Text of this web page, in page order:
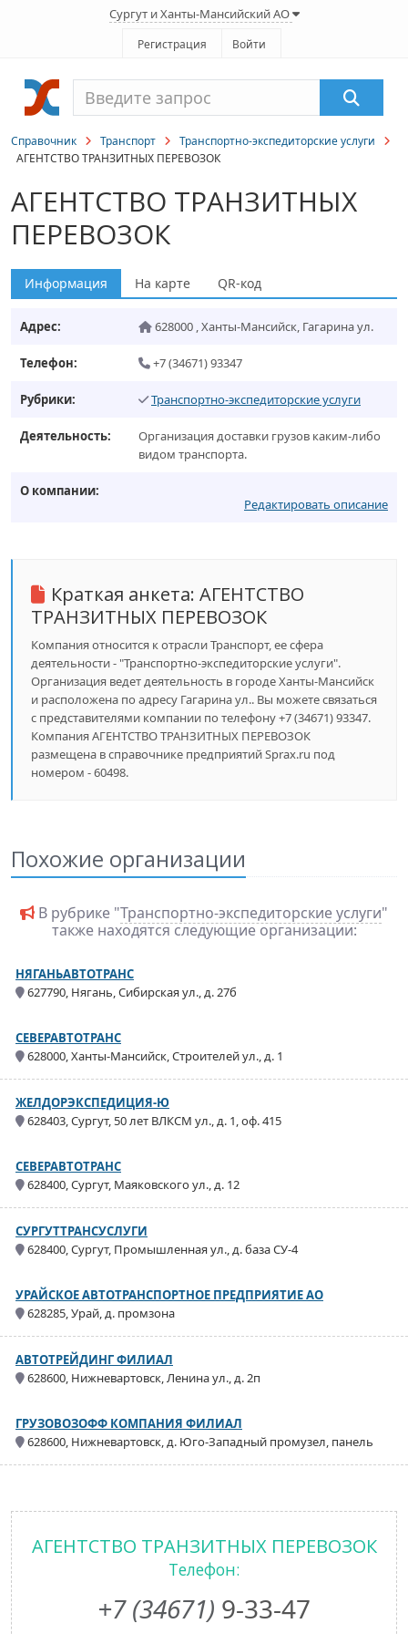
Сургут и Ханты-Мансийский АО
Регистрация Войти
Справочник Транспорт
Транспортно-экспедиторские услуги
АГЕНТСТВО ТРАНЗИТНЫХ ПЕРЕВОЗОК
АГЕНТСТВО ТРАНЗИТНЫХ
ПЕРЕВОЗОК
Информация На карте QR-код
Адрес: 628000 ,Ханты-Мансийск, Гагарина ул.
Телефон: +7 (34671) 93347
Рубрики: Транспортно-экспедиторские услуги
Деятельность:
Организация доставки грузов каким-либо
видом транспорта.
О компании:
Редактировать описание
Краткая анкета: АГЕНТСТВО
ТРАНЗИТНЫХ ПЕРЕВОЗОК
Компания относится к отрасли Транспорт, ее сфера
деятельности - "Транспортно-экспедиторские услуги".
Организация ведет деятельность в городе Ханты-Мансийск
и расположена по адресу Гагарина ул.. Вы можете связаться
с представителями компании по телефону +7 (34671) 93347.
Компания АГЕНТСТВО ТРАНЗИТНЫХ ПЕРЕВОЗОК
размещена в справочнике предприятий Sprax.ru под
номером - 60498.
Похожие организации
В рубрике "Транспортно-экспедиторские услуги"
также находятся следующие организации:
НЯГАНЬАВТОТРАНС
627790, Нягань, Сибирская ул., д. 27б
СЕВЕРАВТОТРАНС
628000, Ханты-Мансийск, Строителей ул., д. 1
ЖЕЛДОРЭКСПЕДИЦИЯ-Ю
628403, Сургут, 50 лет ВЛКСМ ул., д. 1, оф. 415
СЕВЕРАВТОТРАНС
628400, Сургут, Маяковского ул., д. 12
СУРГУТТРАНСУСЛУГИ
628400, Сургут, Промышленная ул., д. база СУ-4
УРАЙСКОЕ АВТОТРАНСПОРТНОЕ ПРЕДПРИЯТИЕ АО
628285, Урай, д. промзона
АВТОТРЕЙДИНГ ФИЛИАЛ
628600, Нижневартовск, Ленина ул., д. 2п
ГРУЗОВОЗОФФ КОМПАНИЯ ФИЛИАЛ
628600, Нижневартовск, д. Юго-Западный промузел, панель
АГЕНТСТВО ТРАНЗИТНЫХ ПЕРЕВОЗОК
Телефон:
+7 (34671) 9-33-47